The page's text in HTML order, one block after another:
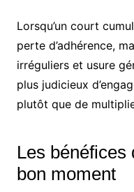
Lorsqu’un court
perte d’adhérence,
irréguliers et usure
plus judicieux
plutôt que de
Les bénéfices
bon moment